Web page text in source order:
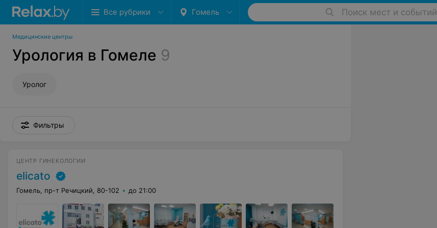
Все рубрики Гомель Поиск мест и событий
Медицинские центры
Урология в Гомеле 9
Уролог
Фильтры
ЦЕНТР ГИНЕКОЛОГИИ
elicato
Гомель, пр-т Речицкий, 80-102 до 21:00